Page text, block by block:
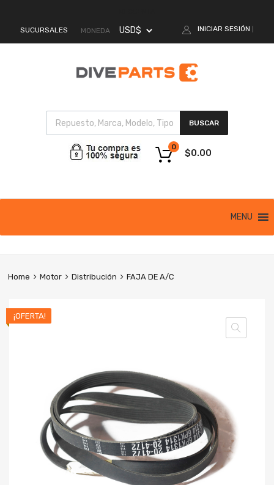
SUCURSALES MONEDA INICIAR SESIÓN
BUSCAR
$0.00
0
MENU
Home Motor Distribución FAJA DE A/C
¡OFERTA!